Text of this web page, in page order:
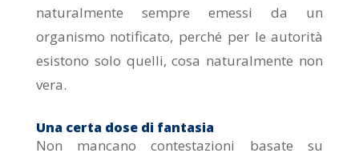
naturalmente sempre emessi da un
organismo notificato, perché per le autorità
esistono solo quelli, cosa naturalmente non
vera.
Una certa dose di fantasia
Non mancano contestazioni basate su